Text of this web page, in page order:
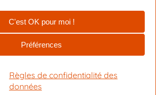
C'est OK pour moi !
Préférences
Règles de confidentialité des
données
montpellier.org
Kadampa Montpellier (membre de
la NTK-UIBK)
légales, confidentialité & cookies